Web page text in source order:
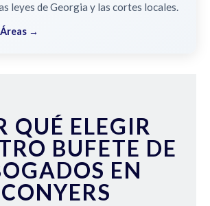
leyes de Georgia y las cortes locales.
→
QUÉ ELEGIR
BUFETE DE
EN
CONYERS